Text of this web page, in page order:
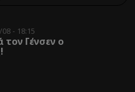
- 18:15
τον Γένσεν ο